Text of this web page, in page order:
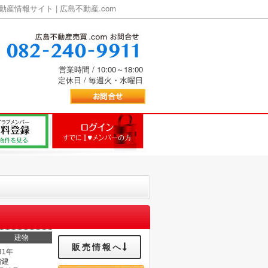
産情報サイト | 広島不動産.com
営業時間 / 10:00～18:00
定休日 / 毎週火・水曜日
建物
年
建
販売情報へ